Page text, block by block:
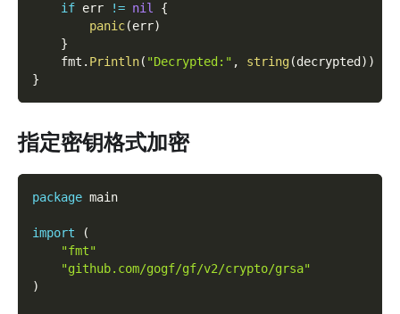
if err != nil
{
panic(err)
}
    fmt
. Println( "Decrypted:" , string(decrypted ) )
}
指定密钥格式加密
package main
import
(
"fmt"
"github.com/gogf/gf/v2/crypto/grsa"
)